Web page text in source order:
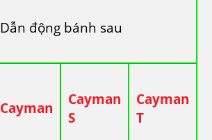
Dẫn động bánh sau
Cayman
Cayman
S
Cayman
T